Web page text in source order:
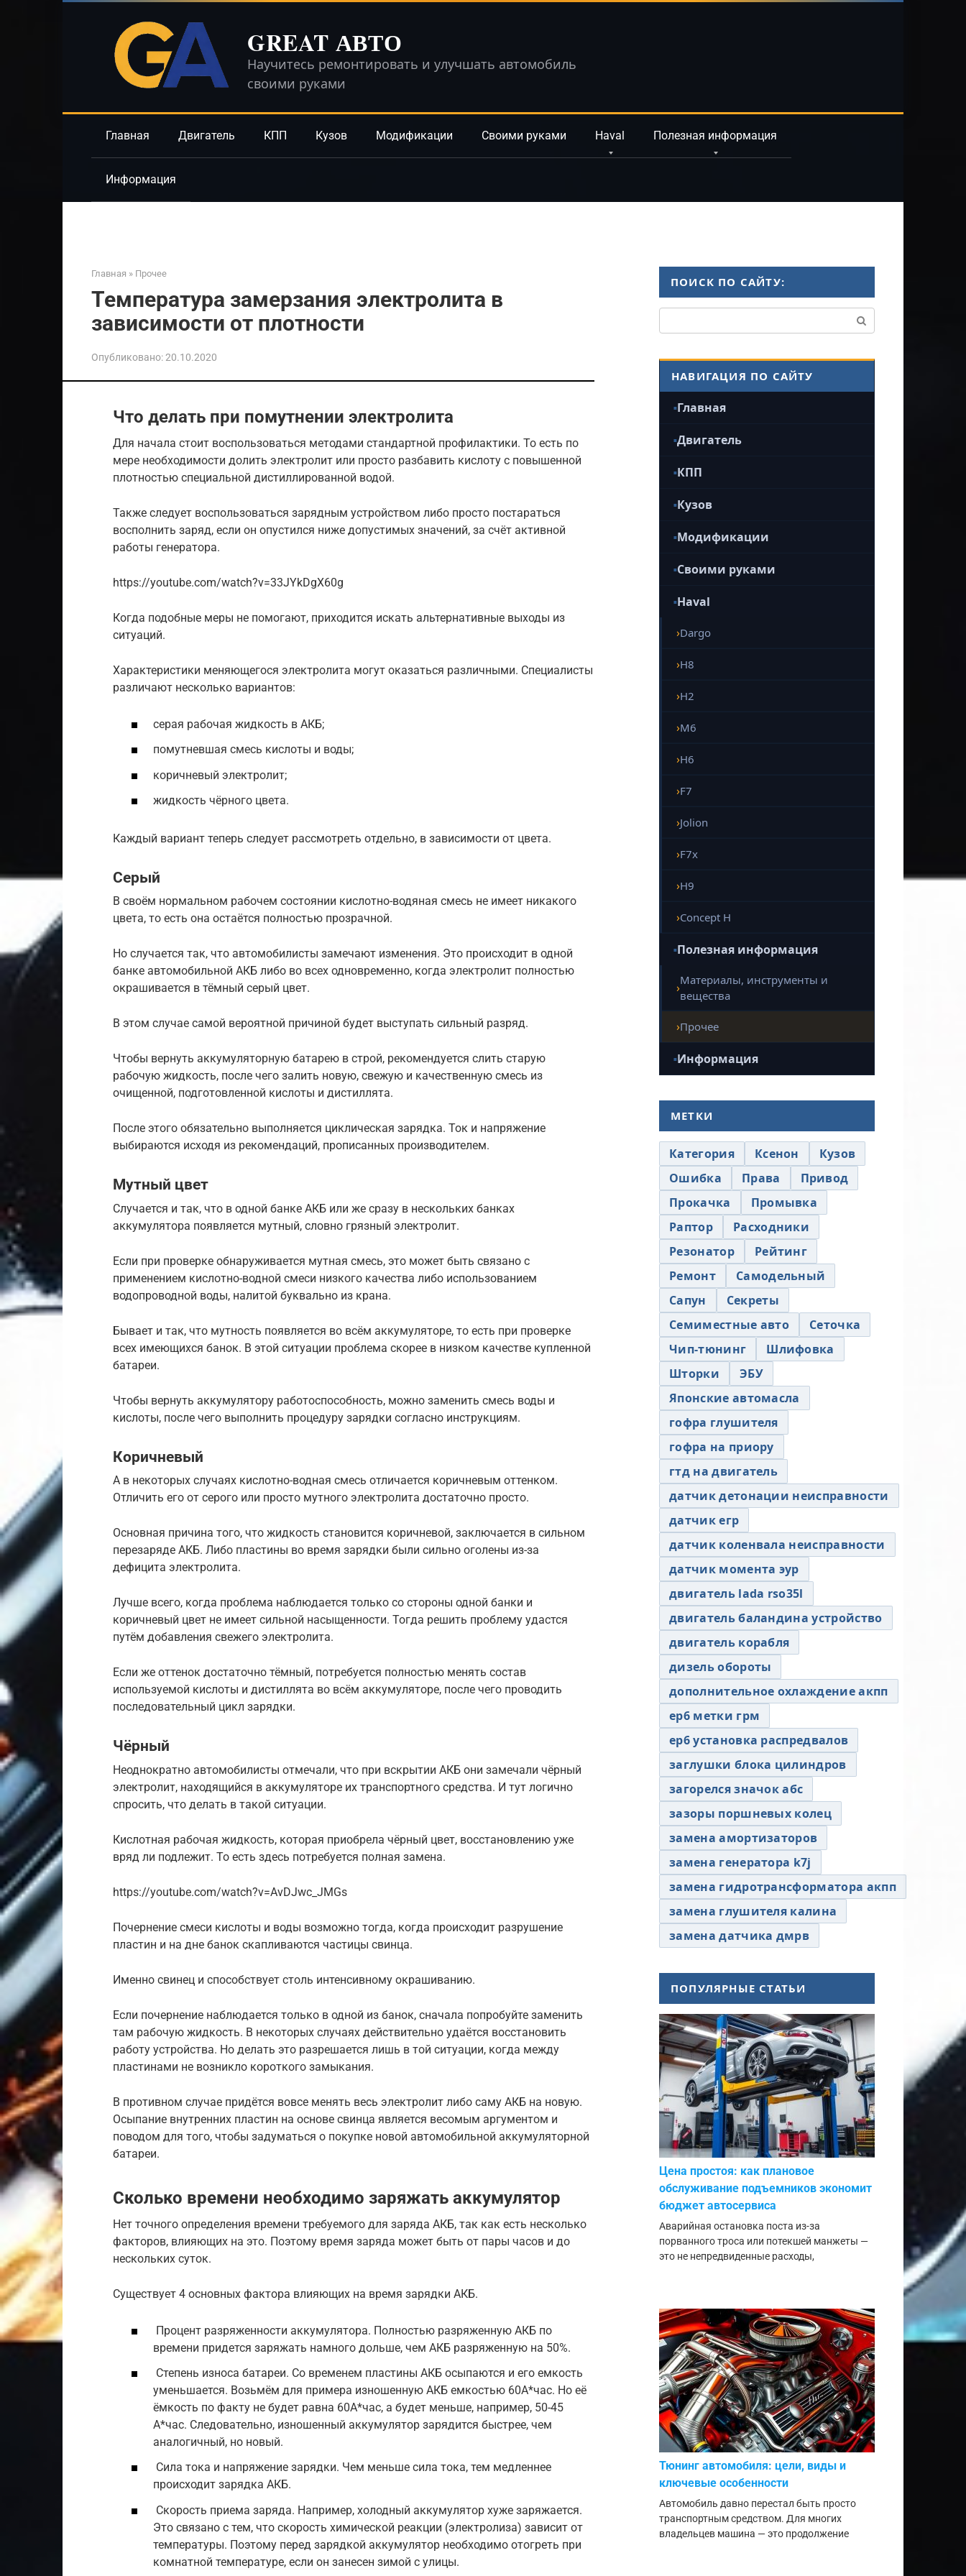
GREAT АВТО
Научитесь ремонтировать и улучшать автомобиль
своими руками
Главная Двигатель КПП Кузов Модификации Своими руками Haval Полезная информация
Информация
Главная » Прочее
Температура замерзания электролита в
зависимости от плотности
Опубликовано:20.10.2020
Что делать при помутнении электролита
Для начала стоит воспользоваться методами стандартной профилактики. То есть по
мере необходимости долить электролит или просто разбавить кислоту с повышенной
плотностью специальной дистиллированной водой.
Также следует воспользоваться зарядным устройством либо просто постараться
восполнить заряд, если он опустился ниже допустимых значений, за счёт активной
работы генератора.
https://youtube.com/watch?v=33JYkDgX60g
Когда подобные меры не помогают, приходится искать альтернативные выходы из
ситуаций.
Характеристики меняющегося электролита могут оказаться различными. Специалисты
различают несколько вариантов:
серая рабочая жидкость в АКБ;
помутневшая смесь кислоты и воды;
коричневый электролит;
жидкость чёрного цвета.
Каждый вариант теперь следует рассмотреть отдельно, в зависимости от цвета.
Серый
В своём нормальном рабочем состоянии кислотно-водяная смесь не имеет никакого
цвета, то есть она остаётся полностью прозрачной.
Но случается так, что автомобилисты замечают изменения. Это происходит в одной
банке автомобильной АКБ либо во всех одновременно, когда электролит полностью
окрашивается в тёмный серый цвет.
В этом случае самой вероятной причиной будет выступать сильный разряд.
Чтобы вернуть аккумуляторную батарею в строй, рекомендуется слить старую
рабочую жидкость, после чего залить новую, свежую и качественную смесь из
очищенной, подготовленной кислоты и дистиллята.
После этого обязательно выполняется циклическая зарядка. Ток и напряжение
выбираются исходя из рекомендаций, прописанных производителем.
Мутный цвет
Случается и так, что в одной банке АКБ или же сразу в нескольких банках
аккумулятора появляется мутный, словно грязный электролит.
Если при проверке обнаруживается мутная смесь, это может быть связано с
применением кислотно-водной смеси низкого качества либо использованием
водопроводной воды, налитой буквально из крана.
Бывает и так, что мутность появляется во всём аккумуляторе, то есть при проверке
всех имеющихся банок. В этой ситуации проблема скорее в низком качестве купленной
батареи.
Чтобы вернуть аккумулятору работоспособность, можно заменить смесь воды и
кислоты, после чего выполнить процедуру зарядки согласно инструкциям.
Коричневый
А в некоторых случаях кислотно-водная смесь отличается коричневым оттенком.
Отличить его от серого или просто мутного электролита достаточно просто.
Основная причина того, что жидкость становится коричневой, заключается в сильном
перезаряде АКБ. Либо пластины во время зарядки были сильно оголены из-за
дефицита электролита.
Лучше всего, когда проблема наблюдается только со стороны одной банки и
коричневый цвет не имеет сильной насыщенности. Тогда решить проблему удастся
путём добавления свежего электролита.
Если же оттенок достаточно тёмный, потребуется полностью менять состав
используемой кислоты и дистиллята во всём аккумуляторе, после чего проводить
последовательный цикл зарядки.
Чёрный
Неоднократно автомобилисты отмечали, что при вскрытии АКБ они замечали чёрный
электролит, находящийся в аккумуляторе их транспортного средства. И тут логично
спросить, что делать в такой ситуации.
Кислотная рабочая жидкость, которая приобрела чёрный цвет, восстановлению уже
вряд ли подлежит. То есть здесь потребуется полная замена.
https://youtube.com/watch?v=AvDJwc_JMGs
Почернение смеси кислоты и воды возможно тогда, когда происходит разрушение
пластин и на дне банок скапливаются частицы свинца.
Именно свинец и способствует столь интенсивному окрашиванию.
Если почернение наблюдается только в одной из банок, сначала попробуйте заменить
там рабочую жидкость. В некоторых случаях действительно удаётся восстановить
работу устройства. Но делать это разрешается лишь в той ситуации, когда между
пластинами не возникло короткого замыкания.
В противном случае придётся вовсе менять весь электролит либо саму АКБ на новую.
Осыпание внутренних пластин на основе свинца является весомым аргументом и
поводом для того, чтобы задуматься о покупке новой автомобильной аккумуляторной
батареи.
Сколько времени необходимо заряжать аккумулятор
Нет точного определения времени требуемого для заряда АКБ, так как есть несколько
факторов, влияющих на это. Поэтому время заряда может быть от пары часов и до
нескольких суток.
Существует 4 основных фактора влияющих на время зарядки АКБ.
Процент разряженности аккумулятора. Полностью разряженную АКБ по
времени придется заряжать намного дольше, чем АКБ разряженную на 50%.
Степень износа батареи. Со временем пластины АКБ осыпаются и его емкость
уменьшается. Возьмём для примера изношенную АКБ емкостью 60А*час. Но её
ёмкость по факту не будет равна 60А*час, а будет меньше, например, 50-45
А*час. Следовательно, изношенный аккумулятор зарядится быстрее, чем
аналогичный, но новый.
Сила тока и напряжение зарядки. Чем меньше сила тока, тем медленнее
происходит зарядка АКБ.
Скорость приема заряда. Например, холодный аккумулятор хуже заряжается.
Это связано с тем, что скорость химической реакции (электролиза) зависит от
температуры. Поэтому перед зарядкой аккумулятор необходимо отогреть при
комнатной температуре, если он занесен зимой с улицы.
ПОИСК ПО САЙТУ:
НАВИГАЦИЯ ПО САЙТУ
Главная
Двигатель
КПП
Кузов
Модификации
Своими руками
Haval
Dargo
H8
H2
M6
H6
F7
Jolion
F7x
H9
Concept H
Полезная информация
Материалы, инструменты и
вещества
Прочее
Информация
МЕТКИ
Категория Ксенон
Кузов
Ошибка
Права
Привод
Прокачка
Промывка
Раптор
Расходники
Резонатор
Рейтинг
Ремонт
Самодельный
Сапун
Секреты
Семиместные авто
Сеточка
Чип-тюнинг
Шлифовка
Шторки
ЭБУ
Японские автомасла
гофра глушителя
гофра на приору
гтд на двигатель
датчик детонации неисправности
датчик егр
датчик коленвала неисправности
датчик момента эур
двигатель lada rso35l
двигатель баландина устройство
двигатель корабля
дизель обороты
дополнительное охлаждение акпп
ер6 метки грм
ер6 установка распредвалов
заглушки блока цилиндров
загорелся значок абс
зазоры поршневых колец
замена амортизаторов
замена генератора k7j
замена гидротрансформатора акпп
замена глушителя калина
замена датчика дмрв
ПОПУЛЯРНЫЕ СТАТЬИ
Цена простоя: как плановое
обслуживание подъемников экономит
бюджет автосервиса
Аварийная остановка поста из-за
порванного троса или потекшей манжеты —
это не непредвиденные расходы,
Тюнинг автомобиля: цели, виды и
ключевые особенности
Автомобиль давно перестал быть просто
транспортным средством. Для многих
владельцев машина — это продолжение